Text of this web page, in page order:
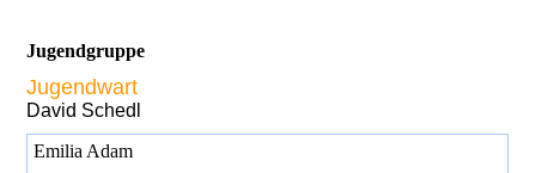
Jugendgruppe
Jugendwart
David Schedl
Emilia Adam